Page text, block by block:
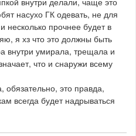
насухо ГК одевать, не для
несколько прочнее будет в
я хз что это должны быть
внутри умирала, трещала и
что и снаружи всему
обязательно, это правда,
всегда будет надрываться